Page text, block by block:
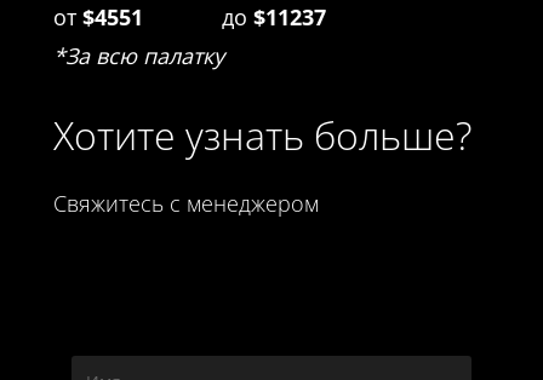
от$4551
до $11237
*За всю палатку
Хотите узнать больше?
Свяжитесь с менеджером